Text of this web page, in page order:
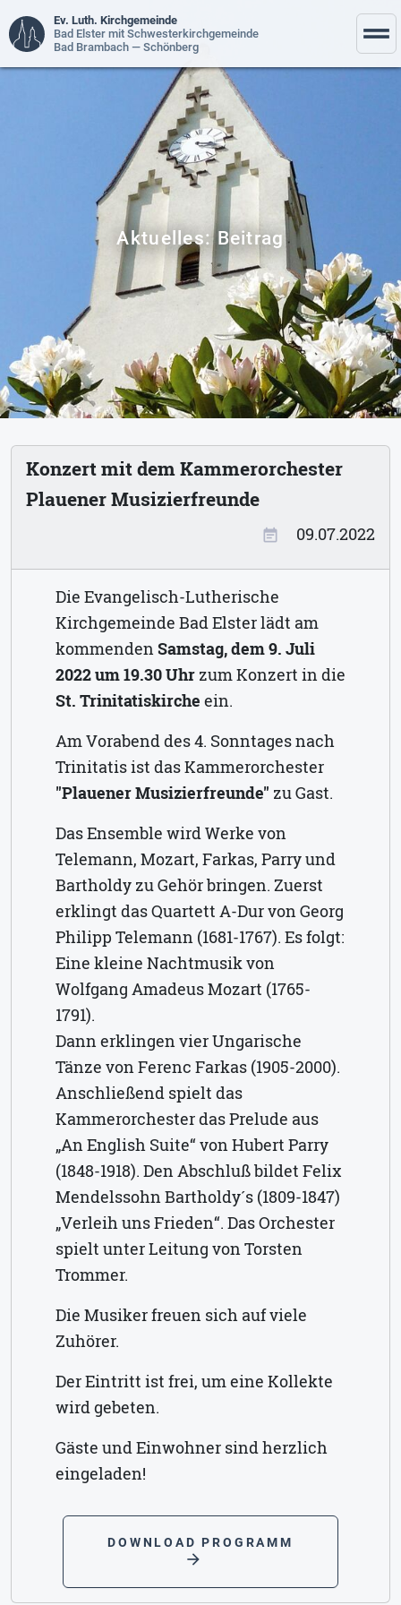
Ev. Luth. Kirchgemeinde
Bad Elster mit Schwesterkirchgemeinde
Bad Brambach — Schönberg
Aktuelles: Beitrag
Konzert mit dem Kammerorchester
Plauener Musizierfreunde
event_note 09.07.2022
Die Evangelisch-Lutherische
Kirchgemeinde Bad Elster lädt am
kommenden Samstag, dem 9. Juli
2022 um 19.30 Uhr zum Konzert in die
St. Trinitatiskirche ein.
Am Vorabend des 4. Sonntages nach
Trinitatis ist das Kammerorchester
"Plauener Musizierfreunde" zu Gast.
Das Ensemble wird Werke von
Telemann, Mozart, Farkas, Parry und
Bartholdy zu Gehör bringen. Zuerst
erklingt das Quartett A-Dur von Georg
Philipp Telemann (1681-1767). Es folgt:
Eine kleine Nachtmusik von
Wolfgang Amadeus Mozart (1765-
1791).
Dann erklingen vier Ungarische
Tänze von Ferenc Farkas (1905-2000).
Anschließend spielt das
Kammerorchester das Prelude aus
„An English Suite“ von Hubert Parry
(1848-1918). Den Abschluß bildet Felix
Mendelssohn Bartholdy´s (1809-1847)
„Verleih uns Frieden“. Das Orchester
spielt unter Leitung von Torsten
Trommer.
Die Musiker freuen sich auf viele
Zuhörer.
Der Eintritt ist frei, um eine Kollekte
wird gebeten.
Gäste und Einwohner sind herzlich
eingeladen!
DOWNLOAD PROGRAMM
arrow_forward